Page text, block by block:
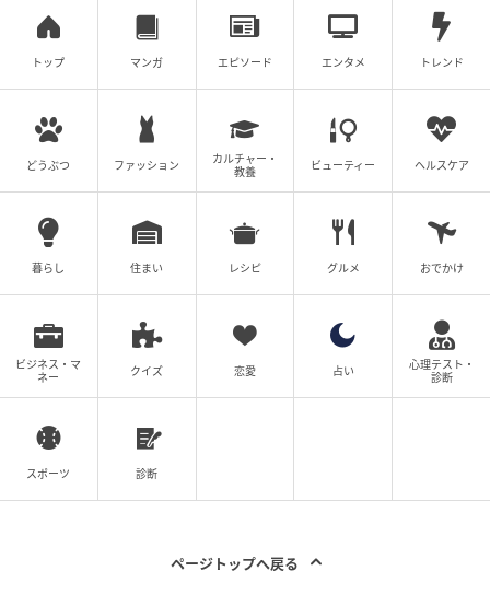
トップ マンガ エピソード エンタメ トレンド
どうぶつ ファッション
カルチャー・
教養
ビューティー ヘルスケア
暮らし 住まい レシピ グルメ おでかけ
ビジネス・マ
ネー
クイズ 恋愛 占い
心理テスト・
診断
スポーツ 診断
ページトップへ戻る